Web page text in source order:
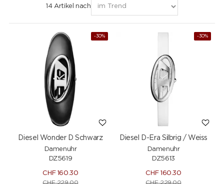
14 Artikel nach
-30%
Diesel Wonder D Schwarz
Damenuhr
DZ5619
CHF 160.30
CHF229.00
-30%
Diesel D-Era Silbrig / Weiss
Damenuhr
DZ5613
CHF 160.30
CHF229.00